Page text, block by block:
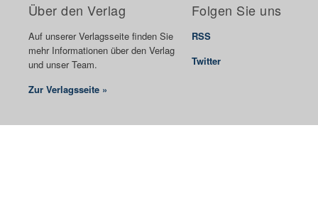
Über den Verlag
Auf unserer Verlagsseite finden Sie
mehr Informationen über den Verlag
und unser Team.
Zur Verlagsseite »
Folgen Sie uns
RSS
Twitter